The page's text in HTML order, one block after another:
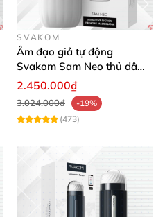
SVAKOM
Âm đạo giả tự động
Svakom Sam Neo thủ dâm
rung mút app điện thoại
2.450.000₫
3.024.000₫
-19%
(473)